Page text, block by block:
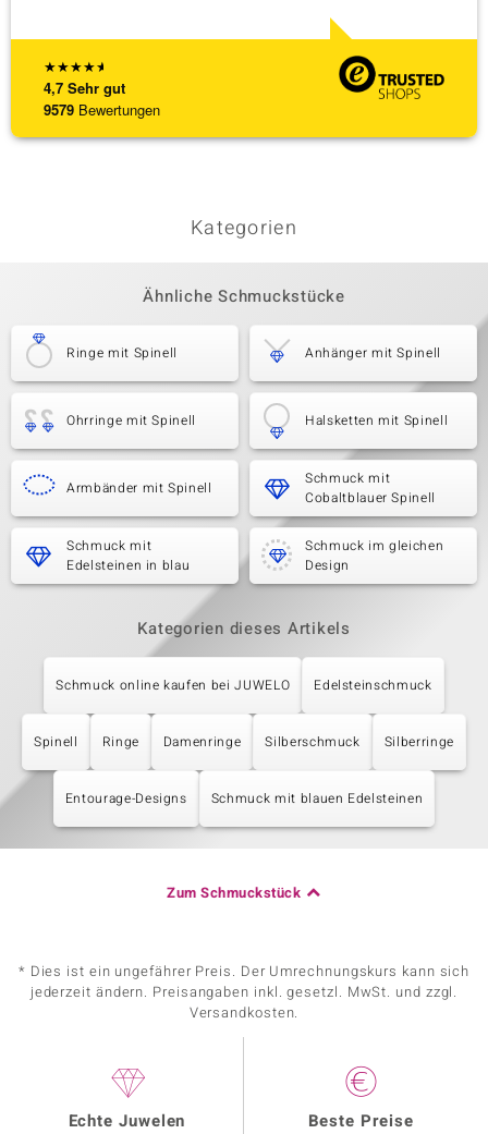
★★★★★
4,7 Sehr gut
9579 Bewertungen
Kategorien
Ähnliche Schmuckstücke
Ringe mit Spinell Anhänger mit Spinell
Ohrringe mit Spinell Halsketten mit Spinell
Armbänder mit Spinell
Schmuck mit
Cobaltblauer Spinell
Schmuck mit
Edelsteinen in blau
Schmuck im gleichen
Design
Kategorien dieses Artikels
Schmuck online kaufen bei JUWELO Edelsteinschmuck
Spinell Ringe Damenringe Silberschmuck Silberringe
Entourage-Designs Schmuck mit blauen Edelsteinen
Zum Schmuckstück
* Dies ist ein ungefährer Preis. Der Umrechnungskurs kann sich
jederzeit ändern. Preisangaben inkl. gesetzl. MwSt. und zzgl.
Versandkosten.
Echte Juwelen Beste Preise